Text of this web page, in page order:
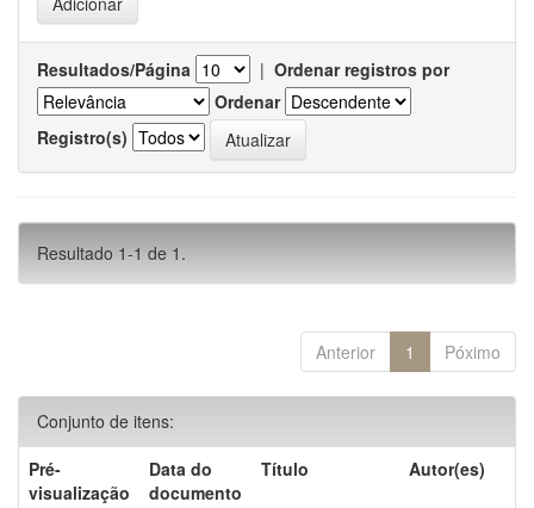
Resultados/Página | Ordenar registros por
Ordenar
Registro(s)
Resultado 1-1 de 1.
Anterior 1 Póximo
Conjunto de itens:
Pré-
visualização
Data do
documento
Título Autor(es)